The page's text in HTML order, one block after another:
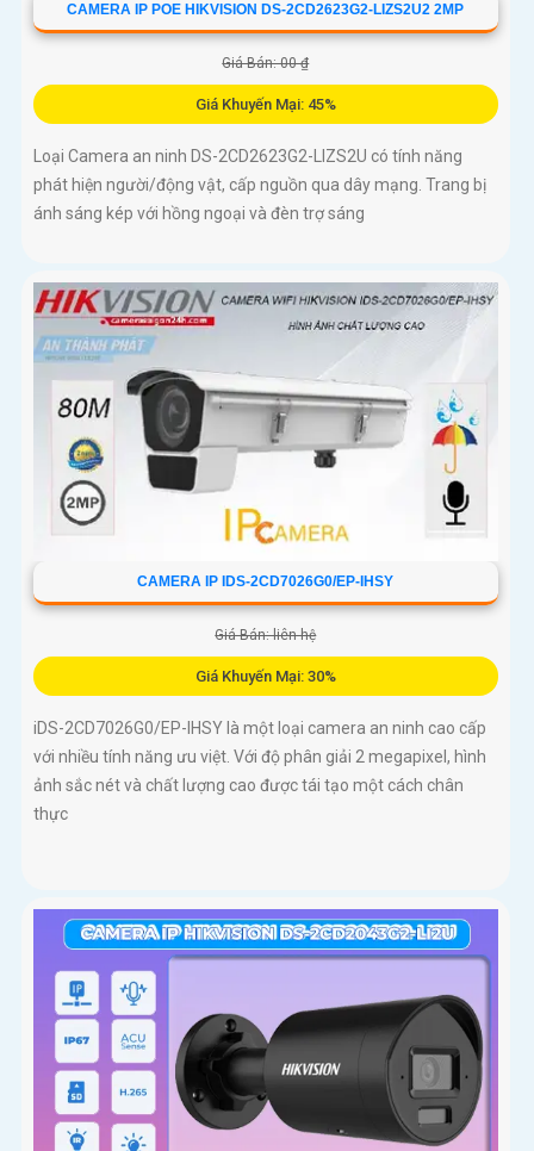
CAMERA IP POE HIKVISION DS-2CD2623G2-LIZS2U2 2MP
Giá Bán: 00 ₫
Giá Khuyến Mại: 45%
Loại Camera an ninh DS-2CD2623G2-LIZS2U có tính năng
phát hiện người/động vật, cấp nguồn qua dây mạng. Trang bị
ánh sáng kép với hồng ngoại và đèn trợ sáng
CAMERA IP IDS-2CD7026G0/EP-IHSY
Giá Bán: liên hệ
Giá Khuyến Mại: 30%
iDS-2CD7026G0/EP-IHSY là một loại camera an ninh cao cấp
với nhiều tính năng ưu việt. Với độ phân giải 2 megapixel, hình
ảnh sắc nét và chất lượng cao được tái tạo một cách chân
thực